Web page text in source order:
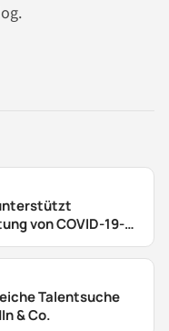
von COVID-19-
Talentsuche
& Co.